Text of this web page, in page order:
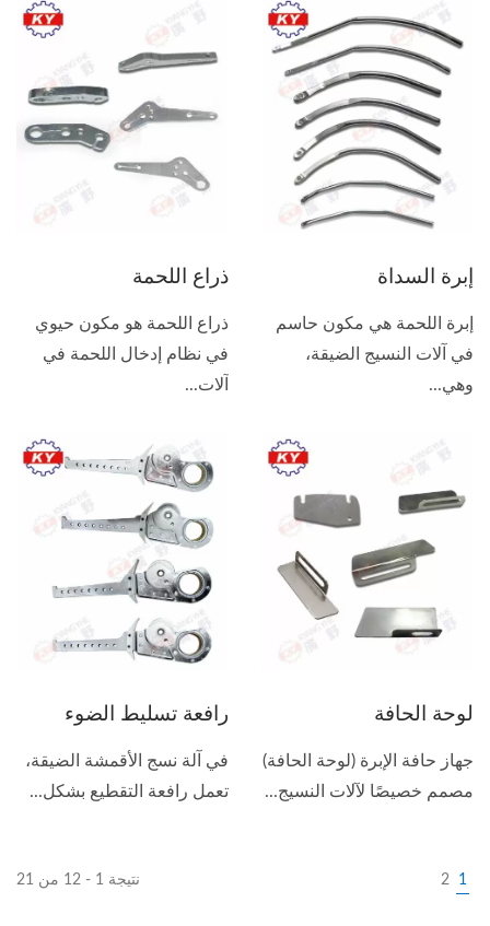
إبرة السداة
إبرة اللحمة هي مكون حاسم
في آلات النسيج الضيقة،
وهي...
ذراع اللحمة
ذراع اللحمة هو مكون حيوي
في نظام إدخال اللحمة في
آلات...
لوحة الحافة
جهاز حافة الإبرة (لوحة الحافة)
مصمم خصيصًا لآلات النسيج...
رافعة تسليط الضوء
في آلة نسج الأقمشة الضيقة،
تعمل رافعة التقطيع بشكل...
نتيجة 1 - 12 من 21 1
2